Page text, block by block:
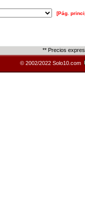
[Pág.
** Precios
© 2002/2022 Solo10.com